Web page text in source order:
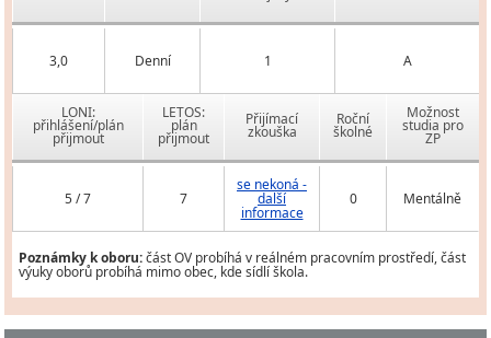
3,0 Denní 1 A
LONI:
přihlášení/plán
přijmout
LETOS:
plán
přijmout
Přijímací
zkouška
Roční
školné
Možnost
studia pro
ZP
5 / 7 7
se nekoná -
další
informace
0 Mentálně
Poznámky k oboru:část OV probíhá v reálném pracovním prostředí, část
výuky oborů probíhá mimo obec, kde sídlí škola.